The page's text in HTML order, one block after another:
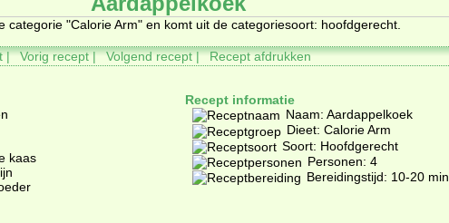
categorie "Calorie Arm" en komt uit de categoriesoort: hoofdgerecht.
|Vorig recept | Volgend recept| Recept afdrukken
Recept informatie
Naam: Aardappelkoek
Dieet: Calorie Arm
Soort: Hoofdgerecht
Personen: 4
Bereidingstijd: 10-20 min.
kaas